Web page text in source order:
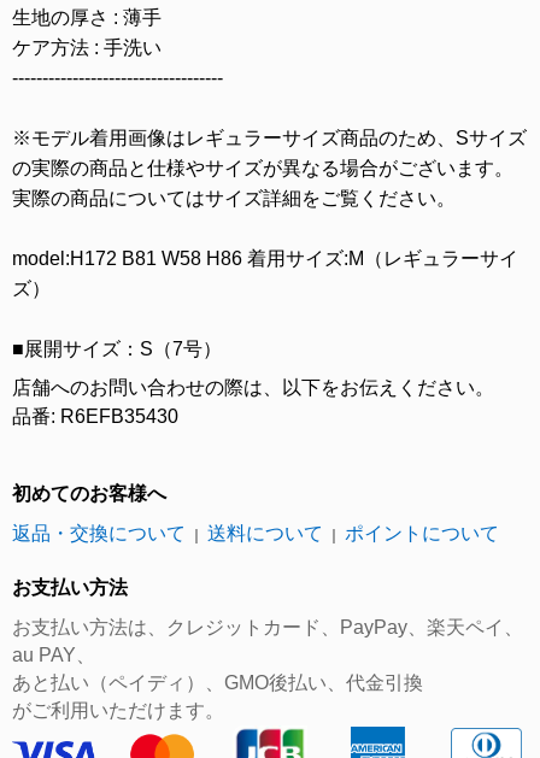
生地の厚さ : 薄手
ケア方法 : 手洗い
-----------------------------------
※モデル着用画像はレギュラーサイズ商品のため、Sサイズ
の実際の商品と仕様やサイズが異なる場合がございます。
実際の商品についてはサイズ詳細をご覧ください。
model:H172 B81 W58 H86 着用サイズ:M（レギュラーサイ
ズ）
■展開サイズ：S（7号）
店舗へのお問い合わせの際は、以下をお伝えください。
品番: R6EFB35430
初めてのお客様へ
返品・交換について
送料について ポイントについて
お支払い方法
お支払い方法は、クレジットカード、PayPay、楽天ペイ、
au PAY、
あと払い（ペイディ）、GMO後払い、代金引換
がご利用いただけます。